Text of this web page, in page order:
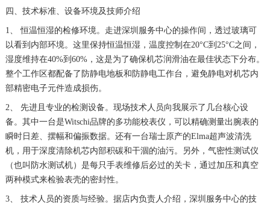
四、技术标准、设备环境及技师介绍
1、 恒温恒湿的检修环境。走进深圳服务中心的操作间，透过玻璃可
以看到内部环境。这里保持恒温恒湿，温度控制在20°C到25°C之间，
湿度维持在40%到60%，这是为了确保机芯润滑油在最佳状态下分布。
整个工作区都配备了防静电地板和防静电工作台，避免静电对机芯内
部精密电子元件造成损伤。
2、 先进且专业的检测设备。现场技术人员向我展示了几台核心设
备。其中一台是Witschi品牌的多功能校表仪，可以精确测量出腕表的
瞬时日差、摆幅和偏振数据。还有一台瑞士原产的Elma超声波清洗
机，用于深度清除机芯内部积碳和干涸的油污。另外，气密性测试仪
（也叫防水测试机）是每只手表维修后必过的关卡，通过加压和真空
两种模式来检验表壳的密封性。
3、 技术人员的资质与经验。据店内负责人介绍，深圳服务中心的技